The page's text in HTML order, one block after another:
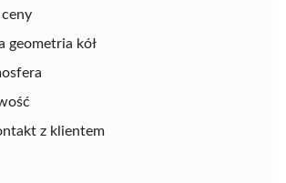
geometria kół
z klientem